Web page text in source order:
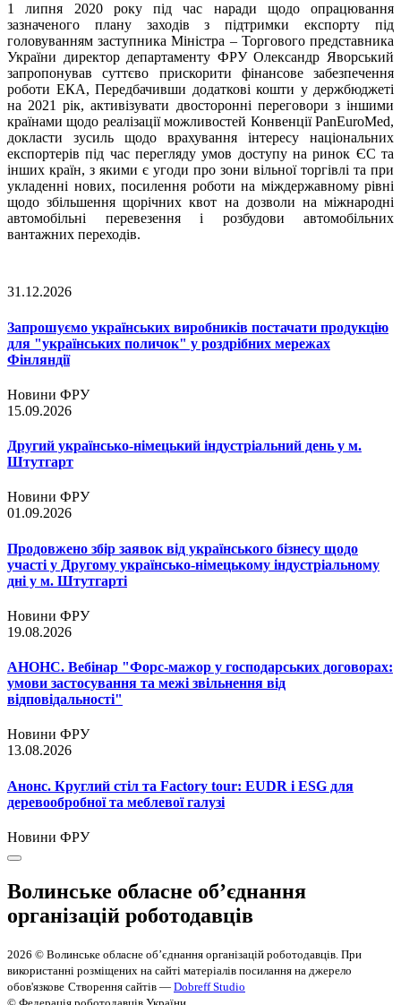
1 липня 2020 року під час наради щодо опрацювання
зазначеного плану заходів з підтримки експорту під
головуванням заступника Міністра – Торгового представника
України директор департаменту ФРУ Олександр Яворський
запропонував суттєво прискорити фінансове забезпечення
роботи ЕКА, Передбачивши додаткові кошти у держбюджеті
на 2021 рік, активізувати двосторонні переговори з іншими
країнами щодо реалізації можливостей Конвенції PanEuroMed,
докласти зусиль щодо врахування інтересу національних
експортерів під час перегляду умов доступу на ринок ЄС та
інших країн, з якими є угоди про зони вільної торгівлі та при
укладенні нових, посилення роботи на міждержавному рівні
щодо збільшення щорічних квот на дозволи на міжнародні
автомобільні перевезення і розбудови автомобільних
вантажних переходів.
31.12.2026
Запрошуємо українських виробників постачати продукцію
для "українських поличок" у роздрібних мережах
Фінляндії
Новини ФРУ
15.09.2026
Другий українсько-німецький індустріальний день у м.
Штутгарт
Новини ФРУ
01.09.2026
Продовжено збір заявок від українського бізнесу щодо
участі у Другому українсько-німецькому індустріальному
дні у м. Штутгарті
Новини ФРУ
19.08.2026
АНОНС. Вебінар "Форс-мажор у господарських договорах:
умови застосування та межі звільнення від
відповідальності"
Новини ФРУ
13.08.2026
Анонс. Круглий стіл та Factory tour: EUDR і ESG для
деревообробної та меблевої галузі
Новини ФРУ
Волинське обласне об’єднання
організацій роботодавців
2026 © Волинське обласне об’єднання організацій роботодавців. При
використанні розміщених на сайті матеріалів посилання на джерело
обов'язкове Створення сайтів — Dobreff Studio